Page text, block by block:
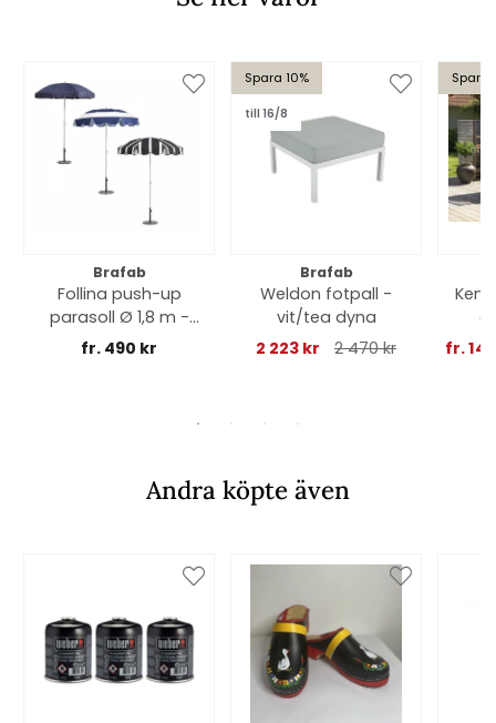
Brafab
Follina push-up
parasoll Ø 1,8 m -
flera färger
fr. 490 kr
Spara 10%
till 16/8
Brafab
Weldon fotpall -
vit/tea dyna
2 223 kr
2 470 kr
Spara
fr. 14
Andra köpte även